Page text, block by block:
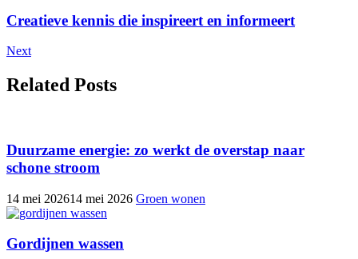
Creatieve kennis die inspireert en informeert
Next
Related Posts
Duurzame energie: zo werkt de overstap naar
schone stroom
14 mei 202614 mei 2026 Groen wonen
Gordijnen wassen